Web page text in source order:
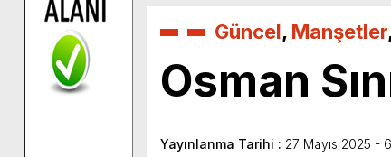
Güncel, Manşetler
Osman
Yayınlanma Tarihi : 27 Mayıs 2025 -